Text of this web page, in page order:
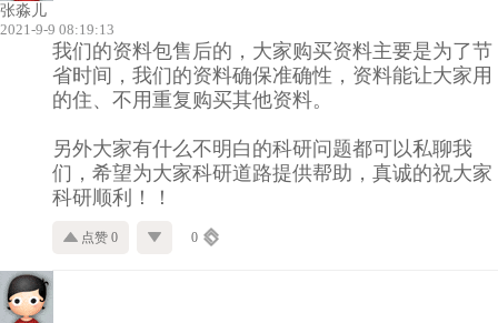
张淼儿
2021-9-9 08:19:13
我们的资料包售后的，大家购买资料主要是为了节
省时间，我们的资料确保准确性，资料能让大家用
的住、不用重复购买其他资料。
另外大家有什么不明白的科研问题都可以私聊我
们，希望为大家科研道路提供帮助，真诚的祝大家
科研顺利！！
点赞 0 0